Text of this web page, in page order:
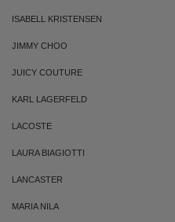
ISABELL KRISTENSEN
JIMMY CHOO
JUICY COUTURE
KARL LAGERFELD
LACOSTE
LAURA BIAGIOTTI
LANCASTER
MARIA NILA